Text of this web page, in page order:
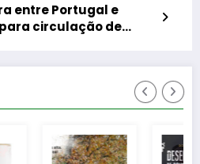
entre Portugal e
circulação de